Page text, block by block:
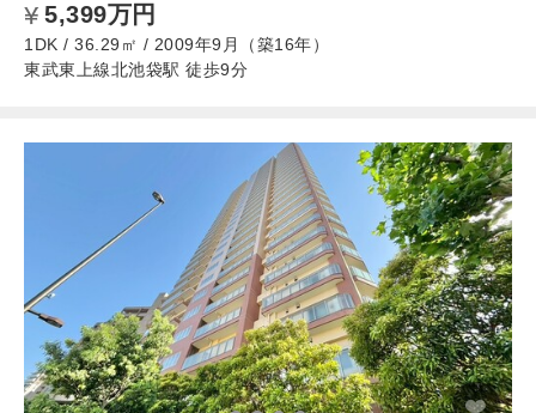
5,399万円
1DK / 36.29㎡ / 2009年9月（築16年）
東武東上線北池袋駅 徒歩9分